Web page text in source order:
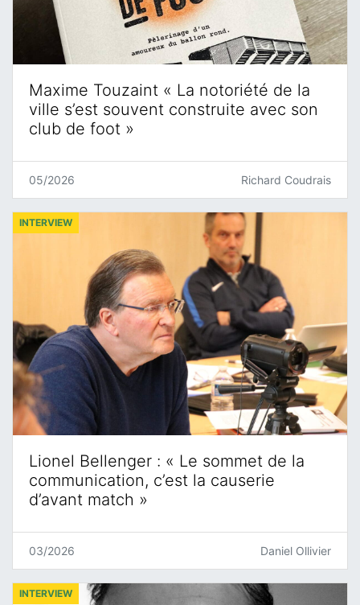
Maxime Touzaint « La notoriété de la
ville s’est souvent construite avec son
club de foot »
05/2026 Richard Coudrais
Lionel Bellenger : « Le sommet de la
communication, c’est la causerie
d’avant match »
INTERVIEW
03/2026 Daniel Ollivier
INTERVIEW